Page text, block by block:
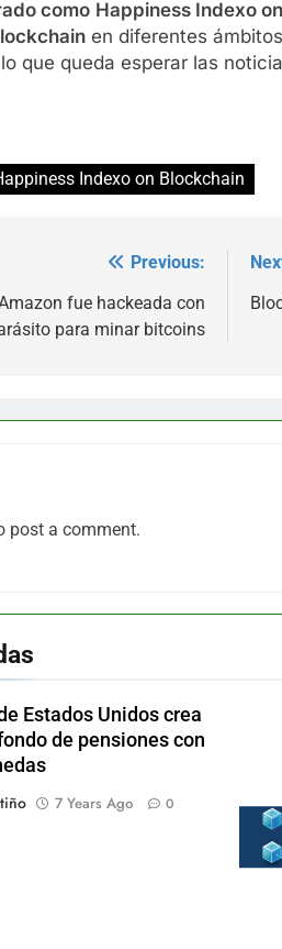
como Happiness Indexo
en diferentes
que queda esperar las
Indexo on Blockchain
Previous:
fue hackeada con
para minar bitcoins
post a comment.
Estados Unidos crea
de pensiones con
7 Years Ago 0